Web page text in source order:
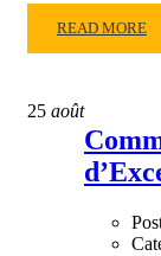
READ
MORE
ET
RÉUSSIR
READ MORE
25 août